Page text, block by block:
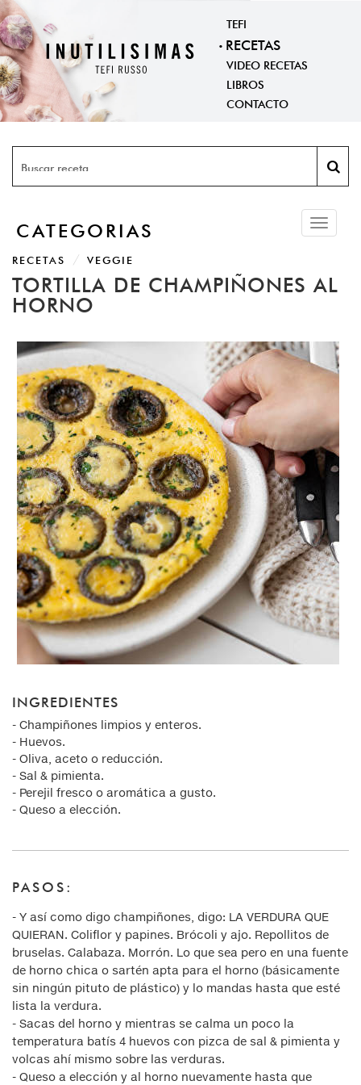
TEFI
RECETAS
VIDEO RECETAS
LIBROS
CONTACTO
Toggle
CATEGORIAS
RECETAS VEGGIE
TORTILLA DE CHAMPIÑONES AL
HORNO
INGREDIENTES
- Champiñones limpios y enteros.
- Huevos.
- Oliva, aceto o reducción.
- Sal & pimienta.
- Perejil fresco o aromática a gusto.
- Queso a elección.
PASOS:
- Y así como digo champiñones, digo: LA VERDURA QUE
QUIERAN. Coliflor y papines. Brócoli y ajo. Repollitos de
bruselas. Calabaza. Morrón. Lo que sea pero en una fuente
de horno chica o sartén apta para el horno (básicamente
sin ningún pituto de plástico) y lo mandas hasta que esté
lista la verdura.
- Sacas del horno y mientras se calma un poco la
temperatura batís 4 huevos con pizca de sal & pimienta y
volcas ahí mismo sobre las verduras.
- Queso a elección y al horno nuevamente hasta que